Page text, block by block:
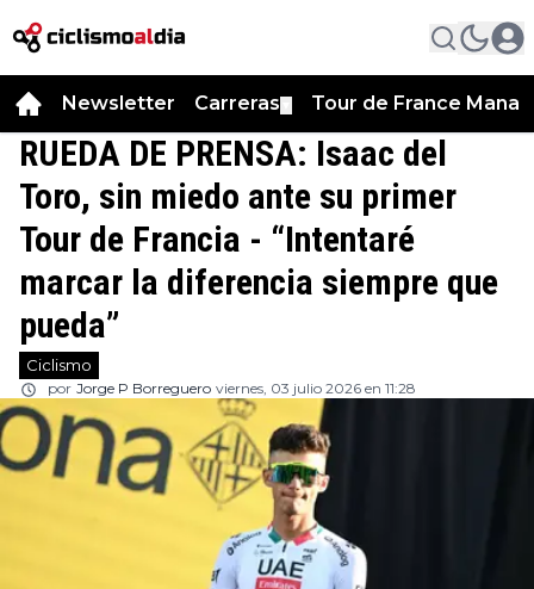
Newsletter Carreras Tour de France
RUEDA DE PRENSA: Isaac del
Toro, sin miedo ante su primer
Tour de Francia - “Intentaré
marcar la diferencia siempre que
pueda”
Ciclismo
por Jorge P Borreguero viernes, 03 julio 2026 en 11:28